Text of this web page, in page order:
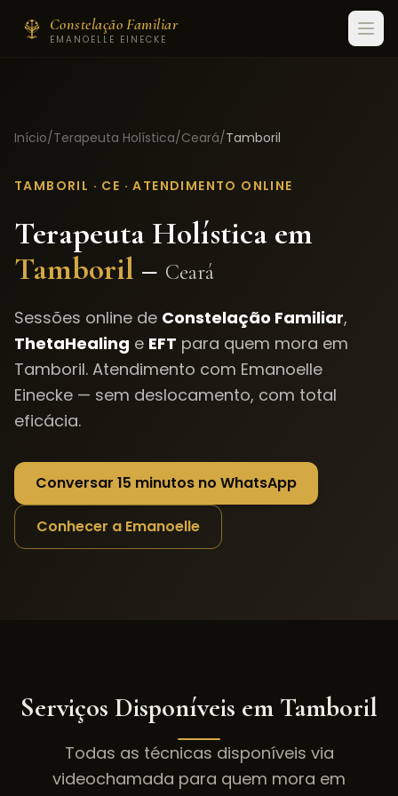
Constelação Familiar
EMANOELLE EINECKE
Início/Terapeuta Holística/Ceará/Tamboril
TAMBORIL · CE · ATENDIMENTO ONLINE
Terapeuta Holística em
Tamboril – Ceará
Sessões online de Constelação Familiar,
ThetaHealing e EFT para quem mora em
Tamboril. Atendimento com Emanoelle
Einecke — sem deslocamento, com total
eficácia.
Conversar 15 minutos no WhatsApp
Conhecer a Emanoelle
Serviços Disponíveis em Tamboril
Todas as técnicas disponíveis via
videochamada para quem mora em